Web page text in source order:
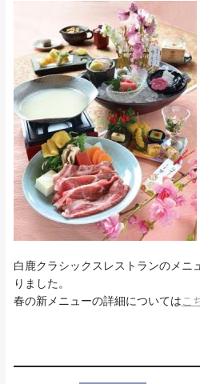
白鹿クラシックスレストランのメニ
りました。
春の新メニューの詳細については こ